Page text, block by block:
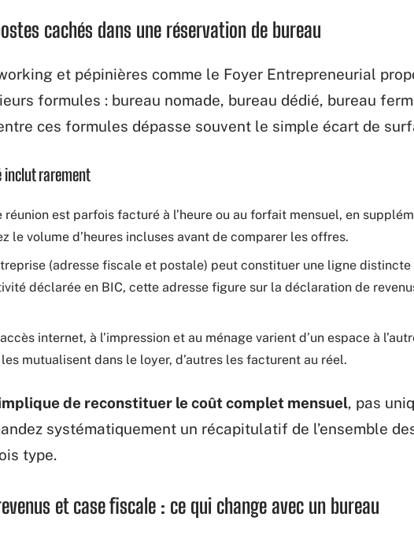
cachés dans une réservation de bureau
et pépinières comme le Foyer Entrepreneurial
formules : bureau nomade, bureau dédié, bureau
ces formules dépasse souvent le simple écart de
inclut rarement
réunion est parfois facturé à l’heure ou au forfait mensuel, en
le volume d’heures incluses avant de comparer les offres.
(adresse fiscale et postale) peut constituer une ligne distincte
déclarée en BIC, cette adresse figure sur la déclaration de
internet, à l’impression et au ménage varient d’un espace à
mutualisent dans le loyer, d’autres les facturent au réel.
de reconstituer le coût complet mensuel, pas
systématiquement un récapitulatif de l’ensemble
type.
et case fiscale : ce qui change avec un bureau